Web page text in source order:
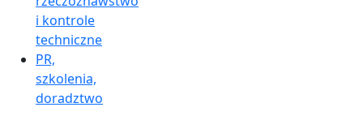
i kontrole
techniczne
PR,
szkolenia,
doradztwo